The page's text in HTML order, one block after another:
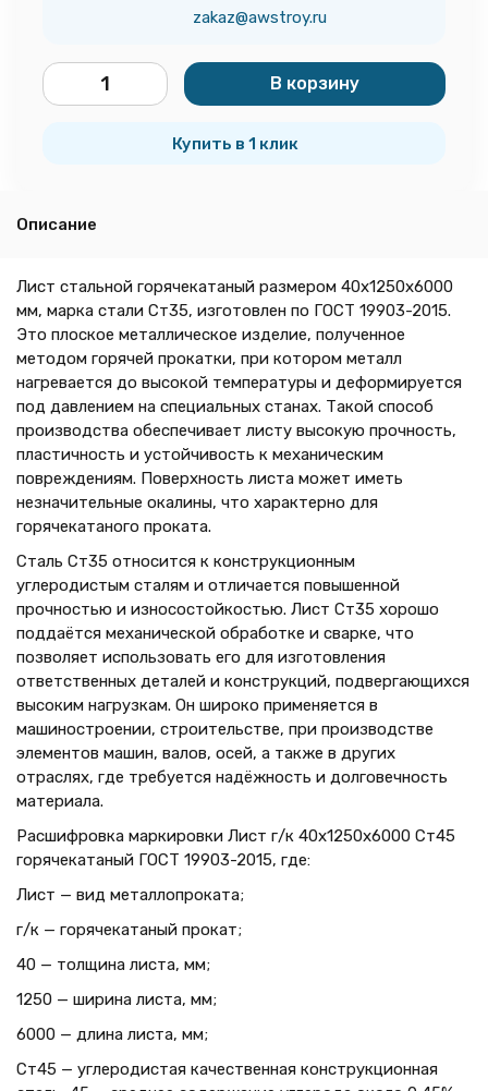
zakaz@awstroy.ru
В корзину
Купить в 1 клик
Описание
Лист стальной горячекатаный размером 40х1250х6000
мм, марка стали Ст35, изготовлен по ГОСТ 19903-2015.
Это плоское металлическое изделие, полученное
методом горячей прокатки, при котором металл
нагревается до высокой температуры и деформируется
под давлением на специальных станах. Такой способ
производства обеспечивает листу высокую прочность,
пластичность и устойчивость к механическим
повреждениям. Поверхность листа может иметь
незначительные окалины, что характерно для
горячекатаного проката.
Сталь Ст35 относится к конструкционным
углеродистым сталям и отличается повышенной
прочностью и износостойкостью. Лист Ст35 хорошо
поддаётся механической обработке и сварке, что
позволяет использовать его для изготовления
ответственных деталей и конструкций, подвергающихся
высоким нагрузкам. Он широко применяется в
машиностроении, строительстве, при производстве
элементов машин, валов, осей, а также в других
отраслях, где требуется надёжность и долговечность
материала.
Расшифровка маркировки Лист г/к 40х1250x6000 Ст45
горячекатаный ГОСТ 19903-2015, где:
Лист — вид металлопроката;
г/к — горячекатаный прокат;
40 — толщина листа, мм;
1250 — ширина листа, мм;
6000 — длина листа, мм;
Ст45 — углеродистая качественная конструкционная